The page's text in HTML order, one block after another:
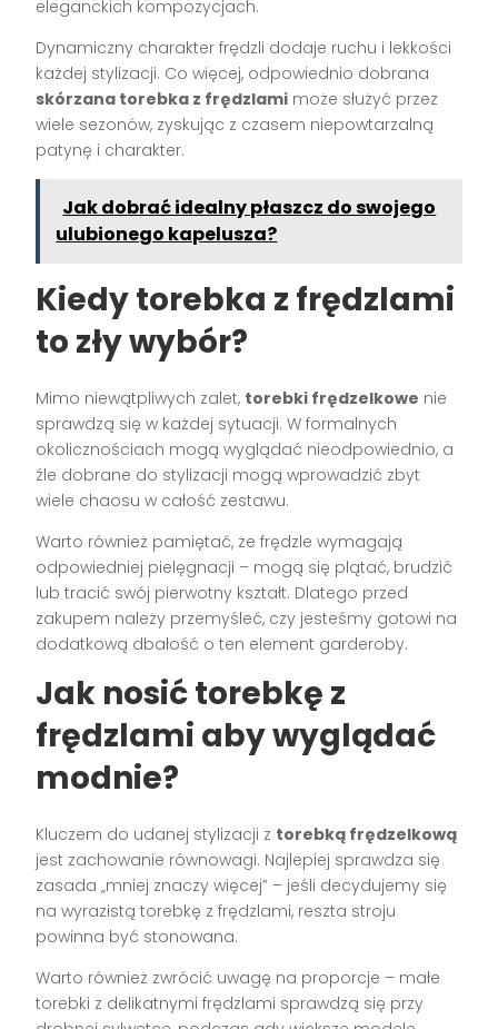
eleganckich kompozycjach.
Dynamiczny charakter frędzli dodaje ruchu i lekkości
każdej stylizacji. Co więcej, odpowiednio dobrana
skórzana torebka z frędzlami może służyć przez
wiele sezonów, zyskując z czasem niepowtarzalną
patynę i charakter.
Jak dobrać idealny płaszcz do swojego
ulubionego kapelusza?
Kiedy torebka z frędzlami
to zły wybór?
Mimo niewątpliwych zalet, torebki frędzelkowe nie
sprawdzą się w każdej sytuacji. W formalnych
okolicznościach mogą wyglądać nieodpowiednio, a
źle dobrane do stylizacji mogą wprowadzić zbyt
wiele chaosu w całość zestawu.
Warto również pamiętać, że frędzle wymagają
odpowiedniej pielęgnacji – mogą się plątać, brudzić
lub tracić swój pierwotny kształt. Dlatego przed
zakupem należy przemyśleć, czy jesteśmy gotowi na
dodatkową dbałość o ten element garderoby.
Jak nosić torebkę z
frędzlami aby wyglądać
modnie?
Kluczem do udanej stylizacji z torebką frędzelkową
jest zachowanie równowagi. Najlepiej sprawdza się
zasada „mniej znaczy więcej” – jeśli decydujemy się
na wyrazistą torebkę z frędzlami, reszta stroju
powinna być stonowana.
Warto również zwrócić uwagę na proporcje – małe
torebki z delikatnymi frędzlami sprawdzą się przy